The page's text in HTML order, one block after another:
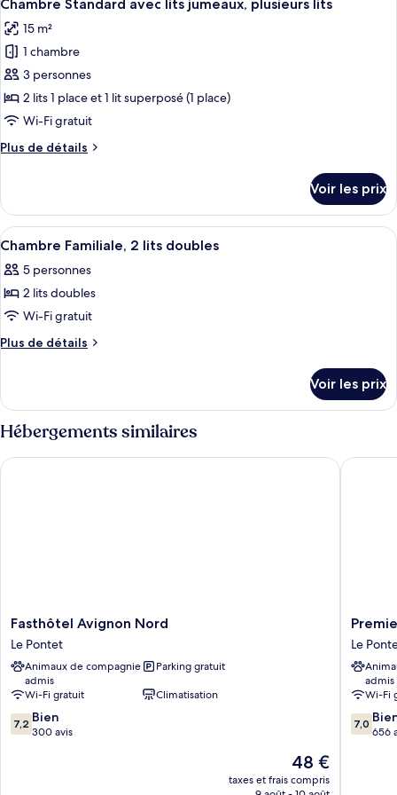
Chambre
Triple,
plusieurs
lits
toutes
les
photos
pour
ce
type
chambre :
avec
lits
jumeaux,
plusieurs
lits
Chambre Standard avec lits jumeaux, plusieurs lits
15 m²
1 chambre
3 personnes
2 lits 1 place et 1 lit superposé (1 place)
Wi-Fi gratuit
Plus de détails
Plus
le
type
de
Chambre
Standard
lits
jumeaux,
plusieurs
Voir les prix
Afficher
toutes
les
photos
pour
ce
chambre :
Chambre
Familiale,
2
Une chambre d’hôtel avec deux lits,
1
Chambre Familiale, 2 lits doubles
5 personnes
2 lits doubles
Wi-Fi gratuit
Plus de détails
Plus
le
type
de
chambre
Chambre
Voir les prix
Hébergements similaires
Fasthôtel
Avignon
Nord
Le
Pontet
Fasthôtel Avignon Nord
Le Pontet
Animaux de compagnie
admis
Parking gratuit
Wi-Fi gratuit
Climatisation
7.2
sur
7,2 Bien
300 avis
Le
nouveau
prix
48 €
taxes et frais compris
Fasthôtel Avignon Nord
Classe
Avignon
Nord
Le
Pontet
Le
Le
admis
Wi-Fi
7.0
sur
7,0
656